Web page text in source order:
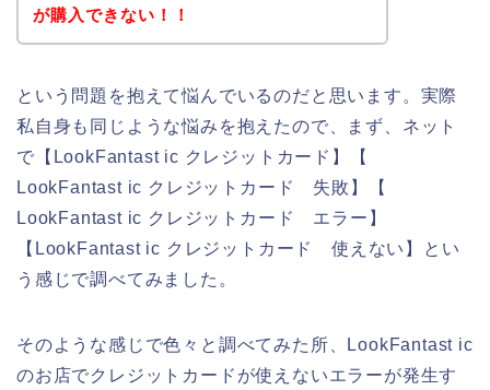
が購入できない！！
という問題を抱えて悩んでいるのだと思います。実際
私自身も同じような悩みを抱えたので、まず、ネット
で【LookFantast ic クレジットカード】【
LookFantast ic クレジットカード 失敗】【
LookFantast ic クレジットカード エラー】
【LookFantast ic クレジットカード 使えない】とい
う感じで調べてみました。
そのような感じで色々と調べてみた所、LookFantast ic
のお店でクレジットカードが使えないエラーが発生す